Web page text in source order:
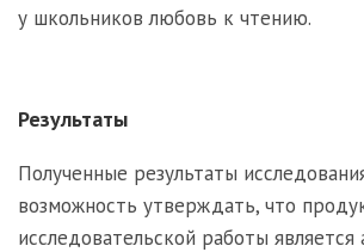
у школьников любовь к чтению.
Результаты
Полученные результаты
возможность утверждать, что
исследовательской работы является